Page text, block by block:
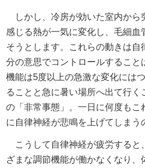
しかし、冷房が効いた室内から
感じる熱が一気に変化し、毛細血
そうとします。これらの動きは自
分の意思でコントロールすること
機能は5度以上の急激な変化には
ることと急に暑い場所へ出て行
の「非常事態」。一日に何度も
に自律神経が悲鳴を上げてしまう
こうして自律神経が疲労すると
ざまな調節機能が働かなくなり、